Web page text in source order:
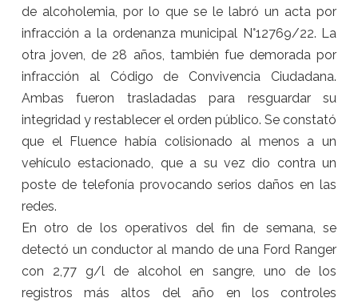
de alcoholemia, por lo que se le labró un acta por
infracción a la ordenanza municipal N°12769/22. La
otra joven, de 28 años, también fue demorada por
infracción al Código de Convivencia Ciudadana.
Ambas fueron trasladadas para resguardar su
integridad y restablecer el orden público. Se constató
que el Fluence había colisionado al menos a un
vehículo estacionado, que a su vez dio contra un
poste de telefonía provocando serios daños en las
redes.
En otro de los operativos del fin de semana, se
detectó un conductor al mando de una Ford Ranger
con 2,77 g/l de alcohol en sangre, uno de los
registros más altos del año en los controles